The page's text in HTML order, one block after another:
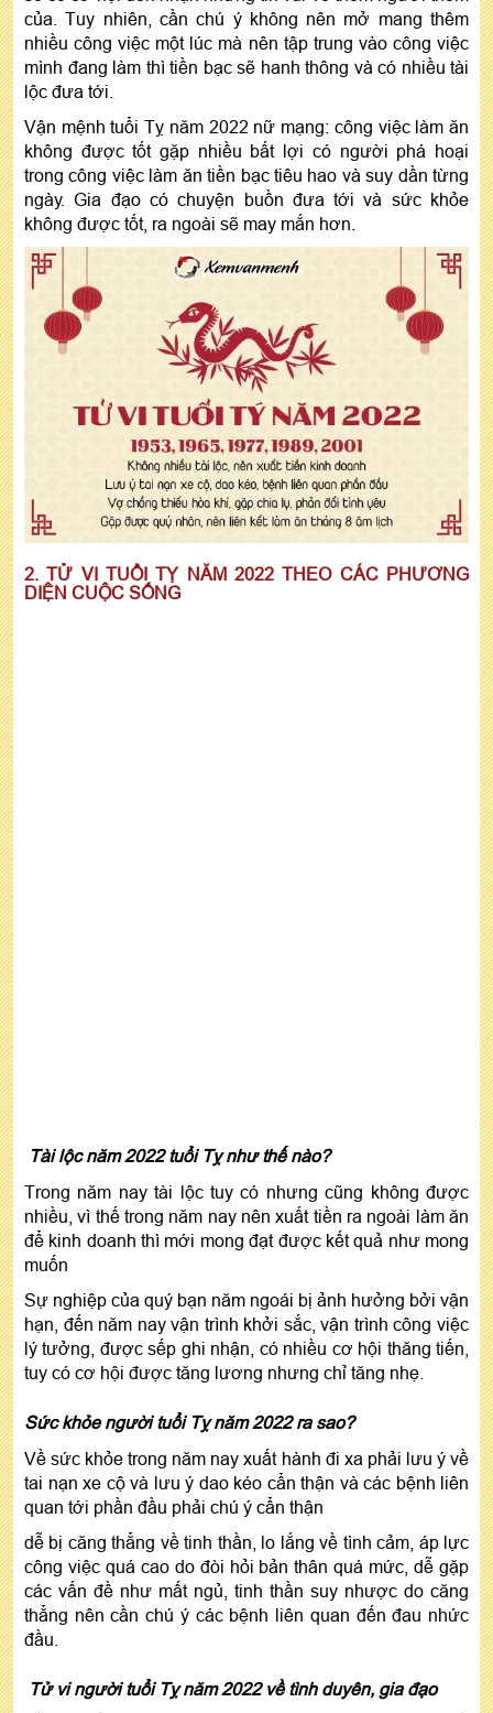
của. Tuy nhiên, cần chú ý không nên mở mang thêm
nhiều công việc một lúc mà nên tập trung vào công việc
mình đang làm thì tiền bạc sẽ hanh thông và có nhiều tài
lộc đưa tới.
Vận mệnh tuổi Tỵ năm 2022 nữ mạng: công việc làm ăn
không được tốt gặp nhiều bất lợi có người phá hoại
trong công việc làm ăn tiền bạc tiêu hao và suy dần từng
ngày. Gia đạo có chuyện buồn đưa tới và sức khỏe
không được tốt, ra ngoài sẽ may mắn hơn.
2. TỬ VI TUỔI TỴ NĂM 2022 THEO CÁC PHƯƠNG
DIỆN CUỘC SỐNG
Tài lộc năm 2022 tuổi Tỵ như thế nào?
Trong năm nay tài lộc tuy có nhưng cũng không được
nhiều, vì thế trong năm nay nên xuất tiền ra ngoài làm ăn
để kinh doanh thì mới mong đạt được kết quả như mong
muốn
Sự nghiệp của quý bạn năm ngoái bị ảnh hưởng bởi vận
hạn, đến năm nay vận trình khởi sắc, vận trình công việc
lý tưởng, được sếp ghi nhận, có nhiều cơ hội thăng tiến,
tuy có cơ hội được tăng lương nhưng chỉ tăng nhẹ.
Sức khỏe người tuổi Tỵ năm 2022 ra sao?
Về sức khỏe trong năm nay xuất hành đi xa phải lưu ý về
tai nạn xe cộ và lưu ý dao kéo cẩn thận và các bệnh liên
quan tới phần đầu phải chú ý cẩn thận
dễ bị căng thẳng về tinh thần, lo lắng về tình cảm, áp lực
công việc quá cao do đòi hỏi bản thân quá mức, dễ gặp
các vấn đề như mất ngủ, tinh thần suy nhược do căng
thẳng nên cần chú ý các bệnh liên quan đến đau nhức
đầu.
Tử vi người tuổi Tỵ năm 2022 về tình duyên, gia đạo